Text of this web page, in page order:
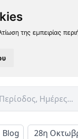
της εμπειρίας
Blog 28η